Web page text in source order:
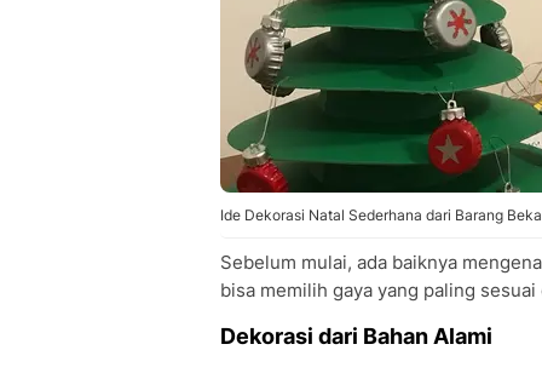
Ide Dekorasi Natal Sederhana dari Barang
Sebelum mulai, ada baiknya
bisa memilih gaya yang paling
Dekorasi dari Bahan Alami